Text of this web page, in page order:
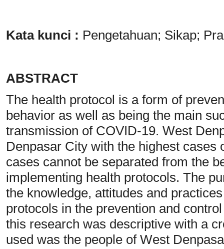
Kata kunci : Pengetahuan; Sikap;
ABSTRACT
The health protocol is a form of
behavior as well as being the main
transmission of COVID-19. West
Denpasar City with the highest
cases cannot be separated from the
implementing health protocols. The
the knowledge, attitudes and
protocols in the prevention and
this research was descriptive with a
used was the people of West